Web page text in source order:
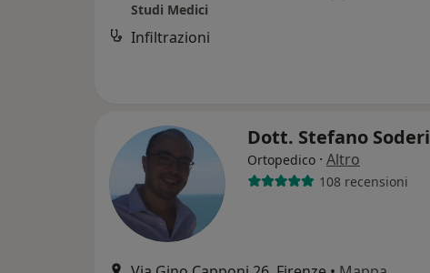
Studi Medici
Infiltrazioni
Dott. Stefano Soderi
Ortopedico · Altro
108 recensioni